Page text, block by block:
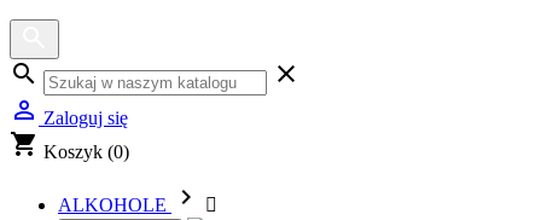
search
clear
 Zaloguj się
shopping_cart Koszyk (0)
ALKOHOLE  